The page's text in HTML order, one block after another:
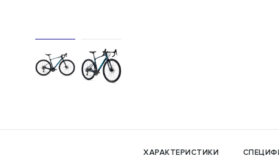
ХАРАКТЕРИСТИКИ